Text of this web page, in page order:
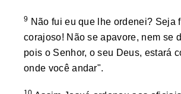
9 Não fui eu que lhe ordenei? Seja
corajoso! Não se apavore, nem se
pois o Senhor, o seu Deus, estará
onde você andar".